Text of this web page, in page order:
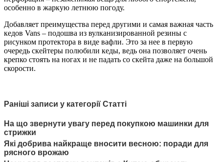
особенно в жаркую летнюю погоду.
Добавляет преимущества перед другими и самая важная часть
кедов Vans – подошва из вулканизированной резины с
рисунком протектора в виде вафли. Это за нее в первую
очередь скейтеры полюбили кеды, ведь она позволяет очень
крепко стоять на ногах и не падать со скейта даже на большой
скорости.
Раніші записи у категорії Статті
На що звернути увагу перед покупкою машинки для
стрижки
Які добрива найкраще вносити весною: поради для
рясного врожаю